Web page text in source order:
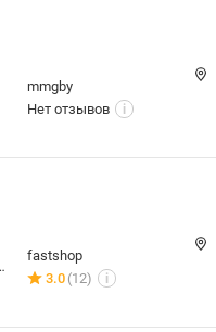
mmgby
Нет отзывов
i
fastshop
3.0 (12) i